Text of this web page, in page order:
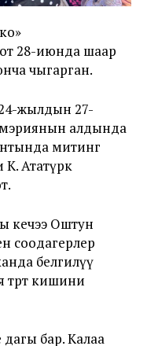
28-июнда шаар
чыгарган.
жылдын 27-
алдында
митинг
К. Ататүрк
кечээ Оштун
соодагерлер
белгилүү
кишини
бар. Калаа